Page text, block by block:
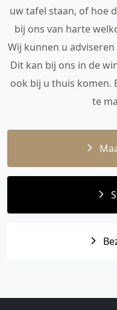
uw tafel staan, of hoe
bij ons van harte
Wij kunnen u
Dit kan bij ons in de
ook bij u thuis komen.
te